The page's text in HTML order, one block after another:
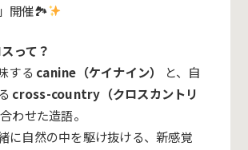
開催🏞
って？
する canine（ケイナイン）
と、自
cross-country（クロスカントリ
わせた造語。
に自然の中を駆け抜ける、新感覚